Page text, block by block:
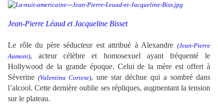
Jean-Pierre Léaud et Jacqueline Bisset
Le rôle du père séducteur est attribué à Alexandre (Jean-Pierre
Aumont), acteur célèbre et homosexuel ayant fréquenté le
Hollywood de la grande époque. Celui de la mère est offert à
Séverine (Valentina Cortese), une star déchue qui a sombré dans
l’alcool. Cette dernière oublie ses répliques, augmentant la tension
sur le plateau.